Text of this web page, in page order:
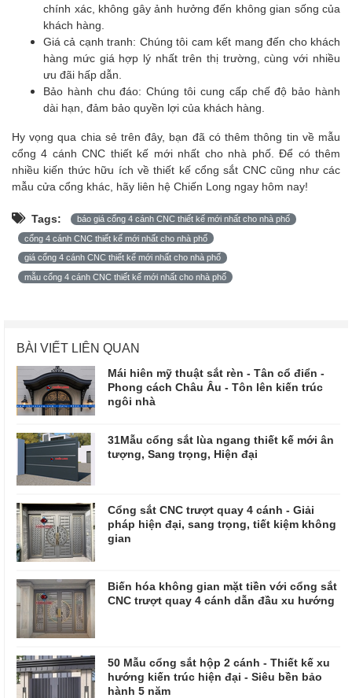
chính xác, không gây ảnh hưởng đến không gian sống của
khách hàng.
Giá cả cạnh tranh: Chúng tôi cam kết mang đến cho khách
hàng mức giá hợp lý nhất trên thị trường, cùng với nhiều
ưu đãi hấp dẫn.
Bảo hành chu đáo: Chúng tôi cung cấp chế độ bảo hành
dài hạn, đảm bảo quyền lợi của khách hàng.
Hy vọng qua chia sẻ trên đây, bạn đã có thêm thông tin về mẫu
cổng 4 cánh CNC thiết kế mới nhất cho nhà phố. Để có thêm
nhiều kiến thức hữu ích về thiết kế cổng sắt CNC cũng như các
mẫu cửa cổng khác, hãy liên hệ Chiến Long ngay hôm nay!
Tags: báo giá cổng 4 cánh CNC thiết kế mới nhất cho nhà phố
cổng 4 cánh CNC thiết kế mới nhất cho nhà phố
giá cổng 4 cánh CNC thiết kế mới nhất cho nhà phố
mẫu cổng 4 cánh CNC thiết kế mới nhất cho nhà phố
BÀI VIẾT LIÊN QUAN
Mái hiên mỹ thuật sắt rèn - Tân cổ điển -
Phong cách Châu Âu - Tôn lên kiến trúc
ngôi nhà
31Mẫu cổng sắt lùa ngang thiết kế mới ân
tượng, Sang trọng, Hiện đại
Cổng sắt CNC trượt quay 4 cánh - Giải
pháp hiện đại, sang trọng, tiết kiệm không
gian
Biến hóa không gian mặt tiền với cổng sắt
CNC trượt quay 4 cánh dẫn đầu xu hướng
50 Mẫu cổng sắt hộp 2 cánh - Thiết kế xu
hướng kiến trúc hiện đại - Siêu bền bảo
hành 5 năm